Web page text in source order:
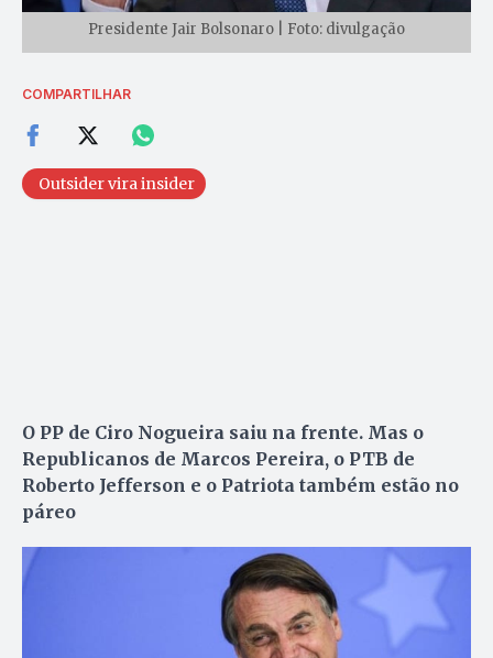
Presidente Jair Bolsonaro | Foto: divulgação
COMPARTILHAR
Outsider vira insider
O PP de Ciro Nogueira saiu na frente. Mas o
Republicanos de Marcos Pereira, o PTB de
Roberto Jefferson e o Patriota também estão no
páreo